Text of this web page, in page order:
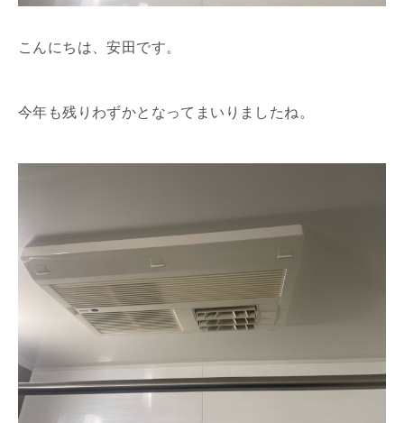
こんにちは、安田です。
今年も残りわずかとなってまいりましたね。